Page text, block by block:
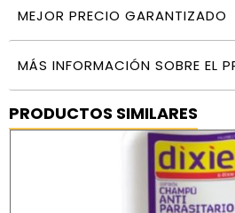
MEJOR PRECIO GARANTIZADO
MÁS INFORMACIÓN SOBRE EL
PRODUCTOS SIMILARES